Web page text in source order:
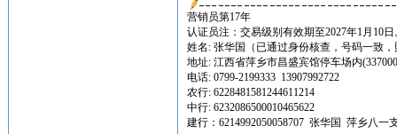
营销员第17年
认证员注：交易级别有效期至2027年1月10日
姓名: 张华国（已通过身份核查，号码一致
地址: 江西省萍乡市昌盛宾馆停车场内
电话: 0799-2199333 13907992722
农行: 6228481581244611214
中行: 6232086500010465622
建行：6214992050058707 张华国 萍乡八一